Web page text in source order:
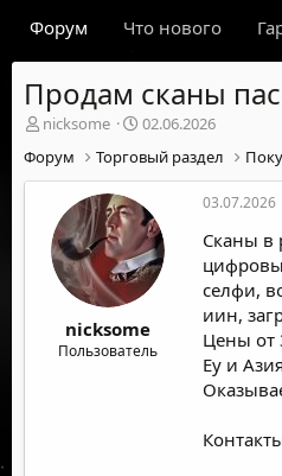
Форум Что нового
Продам сканы
А
т
о
м
nicksome
Д
т
а
н
а
ч
а
л
02.06.2026
Форум
Торговый раздел
nicksome
Пользователь
03.07.2026
Сканы в
селфи,
иин,
Цены от
Еу и